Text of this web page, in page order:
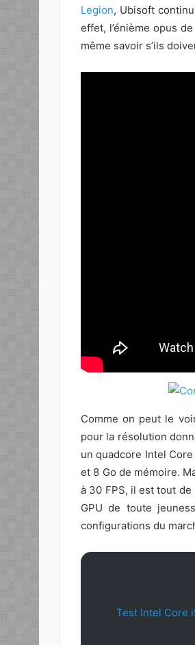
Legion, Ubisoft
effet, l’énième opus
même savoir s’ils
Comme on peut le
pour la résolution
un quadcore Intel
et 8 Go de mémoire.
à 30 FPS, il est tout de
GPU de toute
configurations du
Test Intel Core